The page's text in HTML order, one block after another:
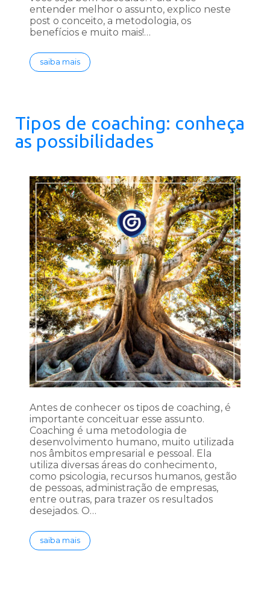
entender melhor o assunto, explico neste
post o conceito, a metodologia, os
benefícios e muito mais!…
saiba mais
Tipos de coaching: conheça
as possibilidades
Antes de conhecer os tipos de coaching, é
importante conceituar esse assunto.
Coaching é uma metodologia de
desenvolvimento humano, muito utilizada
nos âmbitos empresarial e pessoal. Ela
utiliza diversas áreas do conhecimento,
como psicologia, recursos humanos, gestão
de pessoas, administração de empresas,
entre outras, para trazer os resultados
desejados. O…
saiba mais